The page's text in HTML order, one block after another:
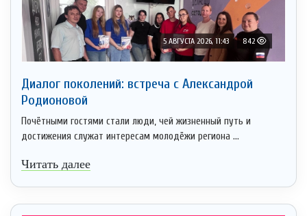
5 АВГУСТА 2026, 11:43 842
Диалог поколений: встреча с Александрой
Родионовой
Почётными гостями стали люди, чей жизненный путь и
достижения служат интересам молодёжи региона ...
Читать далее